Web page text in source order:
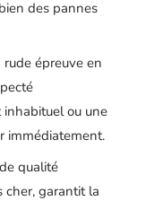
des pannes
épreuve en
ou une
immédiatement.
qualité
cher, garantit la